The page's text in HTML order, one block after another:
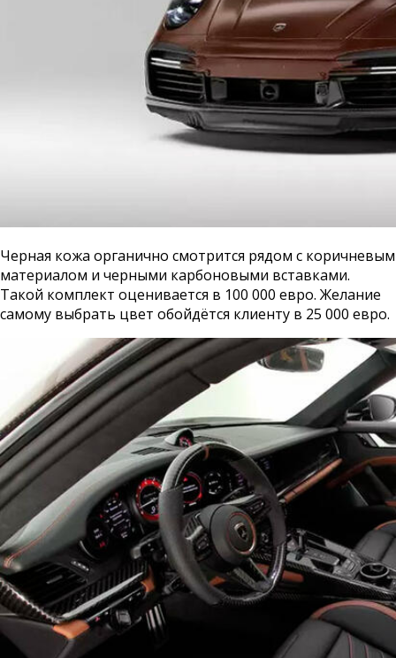
Черная кожа органично смотрится рядом с коричневым
материалом и черными карбоновыми вставками.
Такой комплект оценивается в 100 000 евро. Желание
самому выбрать цвет обойдётся клиенту в 25 000 евро.